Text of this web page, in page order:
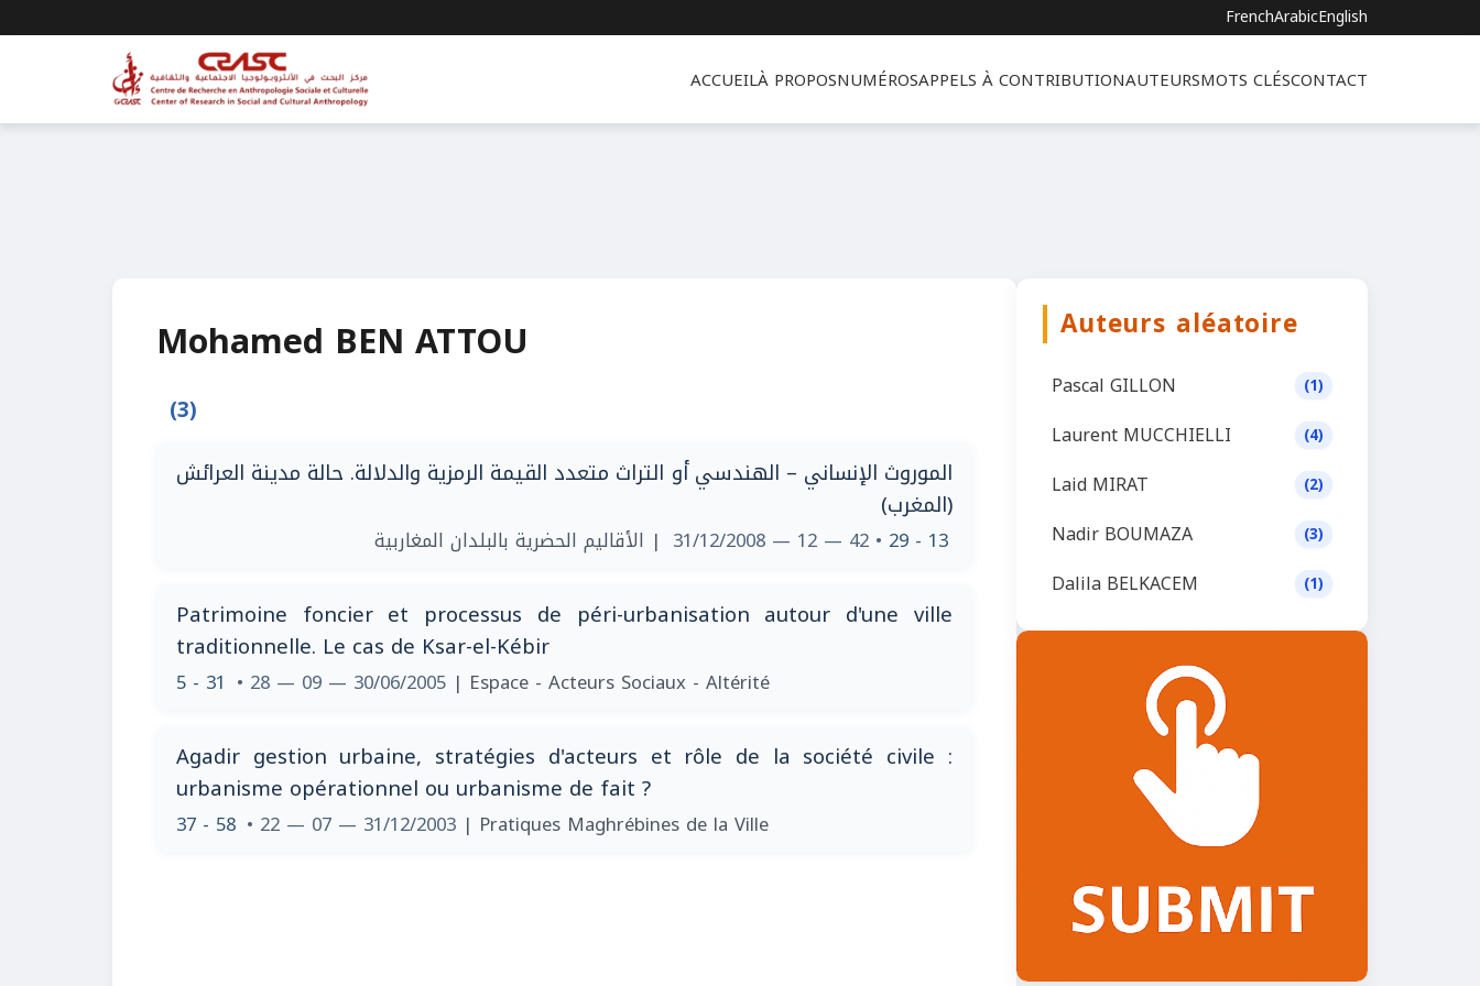
FrenchArabicEnglish
ACCUEILÀ PROPOSNUMÉROSAPPELS À CONTRIBUTIONAUTEURSMOTS CLÉSCONTACT
Mohamed BEN ATTOU
(3)
الموروث الإنساني – الهندسي أو التراث متعدد القيمة الرمزية والدلالة. حالة مدينة العرائش
(المغرب)
13 - 29
• 42 — 12 — 31/12/2008 | الأقاليم الحضرية بالبلدان المغاربية
Patrimoine foncier et processus de péri-urbanisation autour d'une ville
traditionnelle. Le cas de Ksar-el-Kébir
5 - 31 • 28 — 09 — 30/06/2005 | Espace - Acteurs Sociaux - Altérité
Agadir gestion urbaine, stratégies d'acteurs et rôle de la société civile :
urbanisme opérationnel ou urbanisme de fait ?
37 - 58 • 22 — 07 — 31/12/2003 | Pratiques Maghrébines de la Ville
Auteurs aléatoire
Pascal GILLON (1)
Laurent MUCCHIELLI (4)
Laid MIRAT (2)
Nadir BOUMAZA (3)
Dalila BELKACEM (1)